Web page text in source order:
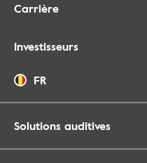
Carrière
Investisseurs
FR
Solutions auditives